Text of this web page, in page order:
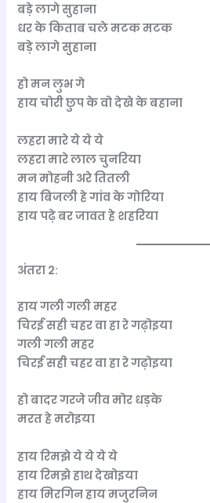
बड़े लागे सुहाना
धर के किताब चले मटक मटक
बड़े लागे सुहाना
हो मन लुभ गे
हाय चोरी छुप के वो देखे के बहाना
लहरा मारे ये ये ये
लहरा मारे लाल चुनरिया
मन मोहनी अरे तितली
हाय बिजली हे गांव के गोरिया
हाय पढ़े बर जावत हे शहरिया
अंतरा 2:
हाय गली गली महर
चिरई सही चहर वा हा रे गढ़ोइया
गली गली महर
चिरई सही चहर वा हा रे गढ़ोइया
हो बादर गरजे जीव मोर धड़के
मरत हे मरोइया
हाय रिमझे ये ये ये ये
हाय रिमझे हाथ देखोइया
हाय मिरगिन हाय मजुरनिन